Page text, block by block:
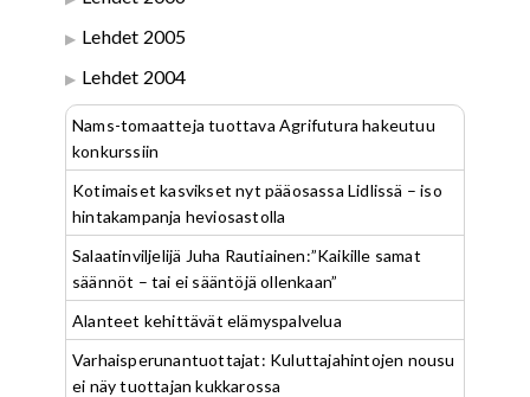
Lehdet 2005
Lehdet 2004
Nams-tomaatteja tuottava Agrifutura hakeutuu
konkurssiin
Kotimaiset kasvikset nyt pääosassa Lidlissä – iso
hintakampanja heviosastolla
Salaatinviljelijä Juha Rautiainen:”Kaikille samat
säännöt – tai ei sääntöjä ollenkaan”
Alanteet kehittävät elämyspalvelua
Varhaisperunantuottajat: Kuluttajahintojen nousu
ei näy tuottajan kukkarossa